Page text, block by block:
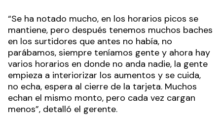
“Se ha notado mucho, en los horarios picos se
mantiene, pero después tenemos muchos baches
en los surtidores que antes no había, no
parábamos, siempre teníamos gente y ahora hay
varios horarios en donde no anda nadie, la gente
empieza a interiorizar los aumentos y se cuida,
no echa, espera al cierre de la tarjeta. Muchos
echan el mismo monto, pero cada vez cargan
menos”, detalló el gerente.